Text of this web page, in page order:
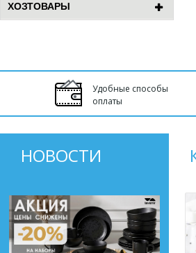
ХОЗТОВАРЫ
Удобные способы
оплаты
НОВОСТИ